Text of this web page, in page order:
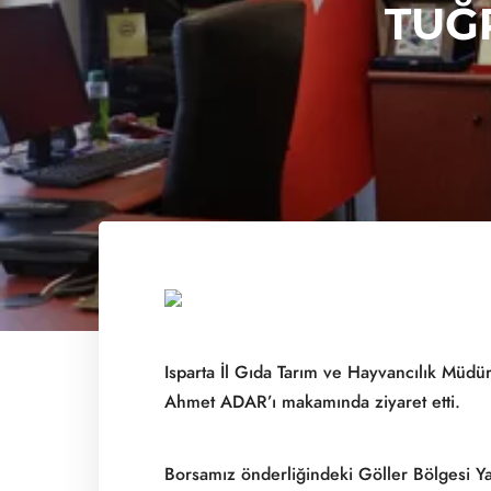
ITB
İş
Olma yolunda İlerliyor
Isparta İl Gıda Tarım ve Hayvancılık
Ahmet ADAR’ı makamında ziyaret etti.
Borsamız önderliğindeki Göller Bölgesi